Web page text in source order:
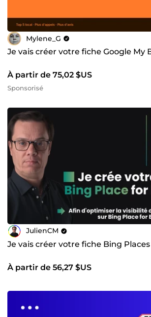
Mylene_G
Je vais créer votre fiche Google My
À partir de 75,02 $US
Sponsorisé
JulienCM
Je vais créer votre fiche Bing
À partir de 56,27 $US